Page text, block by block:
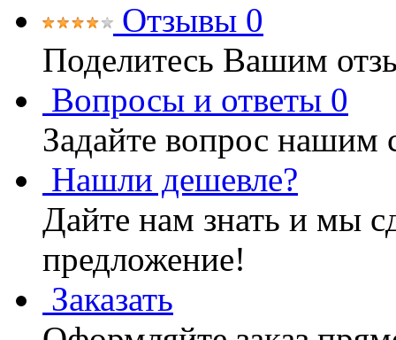
Отзывы 0
Поделитесь Вашим
Вопросы и ответы 0
Задайте вопрос нашим
Нашли дешевле?
Дайте нам знать и мы
предложение!
Заказать